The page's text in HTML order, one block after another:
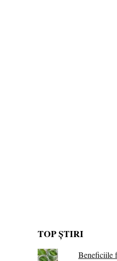
TOP ȘTIRI
Beneficiile